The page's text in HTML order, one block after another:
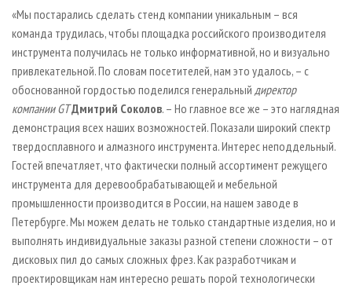
«Мы постарались сделать стенд компании уникальным – вся
команда трудилась, чтобы площадка российского производителя
инструмента получилась не только информативной, но и визуально
привлекательной. По словам посетителей, нам это удалось, – с
обоснованной гордостью поделился генеральный директор
компании GTДмитрий Соколов. – Но главное все же – это наглядная
демонстрация всех наших возможностей. Показали широкий спектр
твердосплавного и алмазного инструмента. Интерес неподдельный.
Гостей впечатляет, что фактически полный ассортимент режущего
инструмента для деревообрабатывающей и мебельной
промышленности производится в России, на нашем заводе в
Петербурге. Мы можем делать не только стандартные изделия, но и
выполнять индивидуальные заказы разной степени сложности – от
дисковых пил до самых сложных фрез. Как разработчикам и
проектировщикам нам интересно решать порой технологически